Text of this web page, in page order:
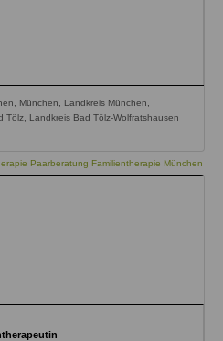
München, Landkreis München,
Tölz, Landkreis Bad Tölz-Wolfratshausen
Paarberatung Familientherapie München